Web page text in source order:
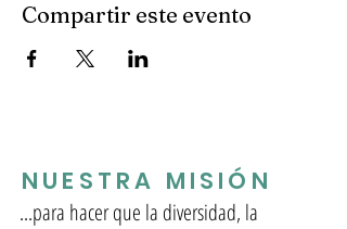
Compartir este evento
NUESTRA MISIÓN
...para hacer que la diversidad, la